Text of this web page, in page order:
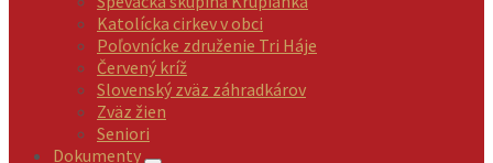
Katolícka cirkev v obci
Poľovnícke združenie Tri Háje
Červený kríž
Slovenský zväz záhradkárov
Zväz žien
Seniori
Dokumenty